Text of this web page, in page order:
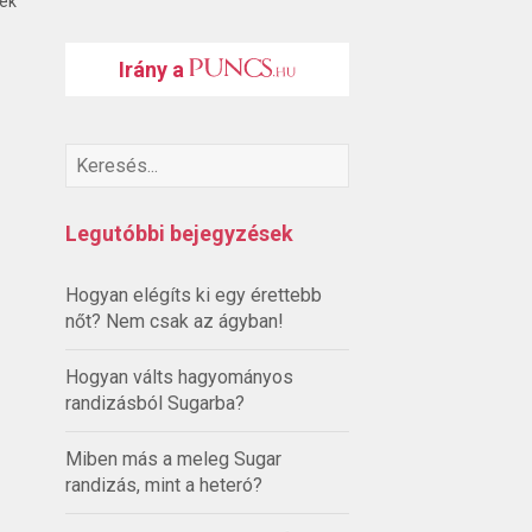
Irány a
Legutóbbi bejegyzések
Hogyan elégíts ki egy érettebb
nőt? Nem csak az ágyban!
Hogyan válts hagyományos
randizásból Sugarba?
Miben más a meleg Sugar
randizás, mint a heteró?